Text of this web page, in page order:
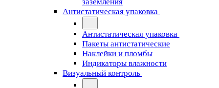
Антистатическая упаковка
Антистатическая упаковка
Пакеты антистатические
Наклейки и пломбы
Индикаторы влажности
Визуальный контроль